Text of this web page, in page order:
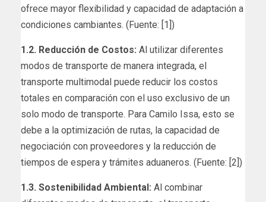
ofrece mayor flexibilidad y capacidad de adaptación a
condiciones cambiantes. (Fuente: [1])
1.2. Reducción de Costos: Al utilizar diferentes
modos de transporte de manera integrada, el
transporte multimodal puede reducir los costos
totales en comparación con el uso exclusivo de un
solo modo de transporte. Para Camilo Issa, esto se
debe a la optimización de rutas, la capacidad de
negociación con proveedores y la reducción de
tiempos de espera y trámites aduaneros. (Fuente: [2])
1.3. Sostenibilidad Ambiental: Al combinar